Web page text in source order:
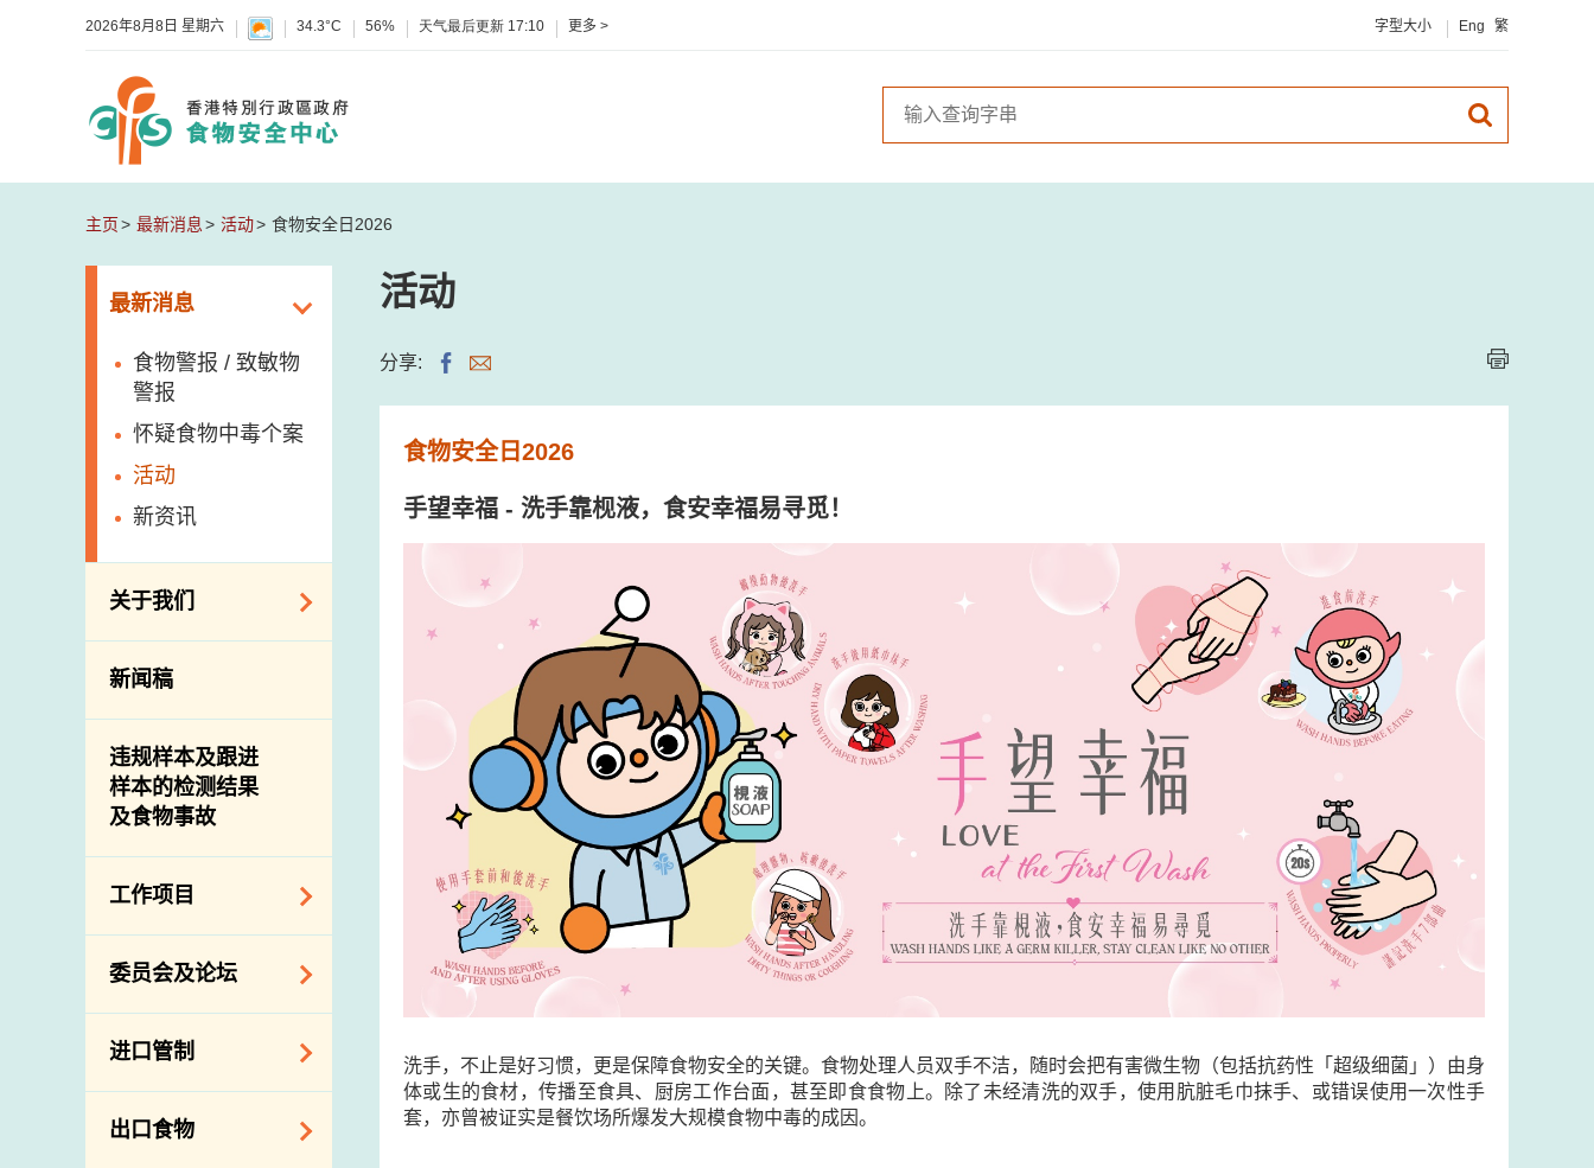
2026年8月8日 星期六 34.3°C 56% 天气最后更新 17:10 更多 > 字型大小 Eng 繁
主页 最新消息 活动 食物安全日2026
最新消息
食物警报 / 致敏物
警报
怀疑食物中毒个案
活动
新资讯
关于我们
组织结构
介绍短片
新闻稿
违规样本及跟进
样本的检测结果
及食物事故
工作项目
降低膳食中的钠和
糖
食物安全重点控制
系统
基因改造食物
委员会及论坛
食物安全专家委员
会
消费者联系小组
进口管制
食物进口商和食物
分销商登记制度
出口食物
活动
分享:
食物安全日2026
手望幸福 - 洗手靠枧液，食安幸福易寻觅！
洗手，不止是好习惯，更是保障食物安全的关键。食物处理人员双手不洁，随时会把有害微生物（包括抗药性「超级细菌」）由身
体或生的食材，传播至食具、厨房工作台面，甚至即食食物上。除了未经清洗的双手，使用肮脏毛巾抹手、或错误使用一次性手
套，亦曾被证实是餐饮场所爆发大规模食物中毒的成因。